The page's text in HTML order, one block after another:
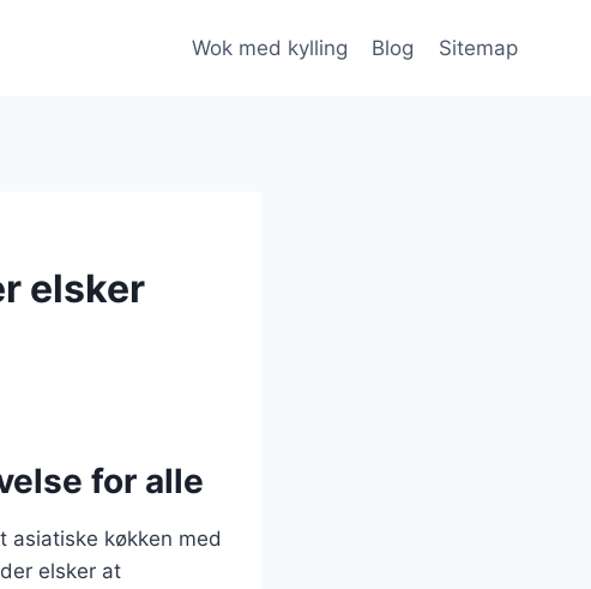
Wok med kylling Blog Sitemap
elsker
for alle
asiatiske køkken med
elsker at